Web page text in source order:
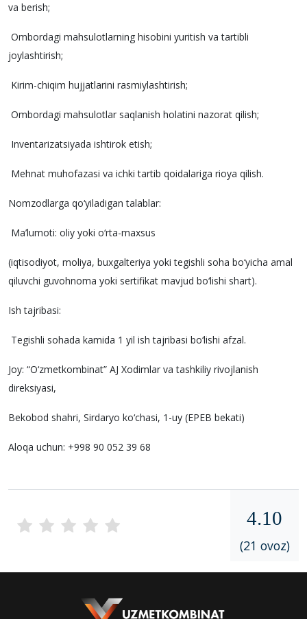
va berish;
Ombordagi mahsulotlarning hisobini yuritish va tartibli
joylashtirish;
Kirim-chiqim hujjatlarini rasmiylashtirish;
Ombordagi mahsulotlar saqlanish holatini nazorat qilish;
Inventarizatsiyada ishtirok etish;
Mehnat muhofazasi va ichki tartib qoidalariga rioya qilish.
Nomzodlarga qo‘yiladigan talablar:
Ma’lumoti: oliy yoki o‘rta-maxsus
(iqtisodiyot, moliya, buxgalteriya yoki tegishli soha bo‘yicha amal
qiluvchi guvohnoma yoki sertifikat mavjud bo‘lishi shart).
Ish tajribasi:
Tegishli sohada kamida 1 yil ish tajribasi bo‘lishi afzal.
Joy: “O‘zmetkombinat” AJ Xodimlar va tashkiliy rivojlanish
direksiyasi,
Bekobod shahri, Sirdaryo ko‘chasi, 1-uy (EPEB bekati)
Aloqa uchun: +998 90 052 39 68
4.10
(21 ovoz)